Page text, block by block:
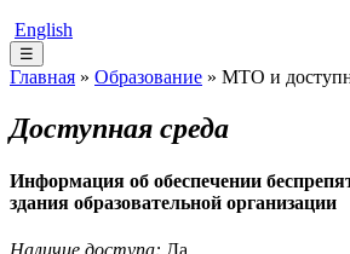
English
☰
Главная » Образование » МТО и
Доступная среда
Информация об обеспечении
здания образовательной организации